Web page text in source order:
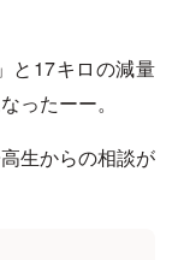
と17キロの減量
ったーー。
生からの相談が